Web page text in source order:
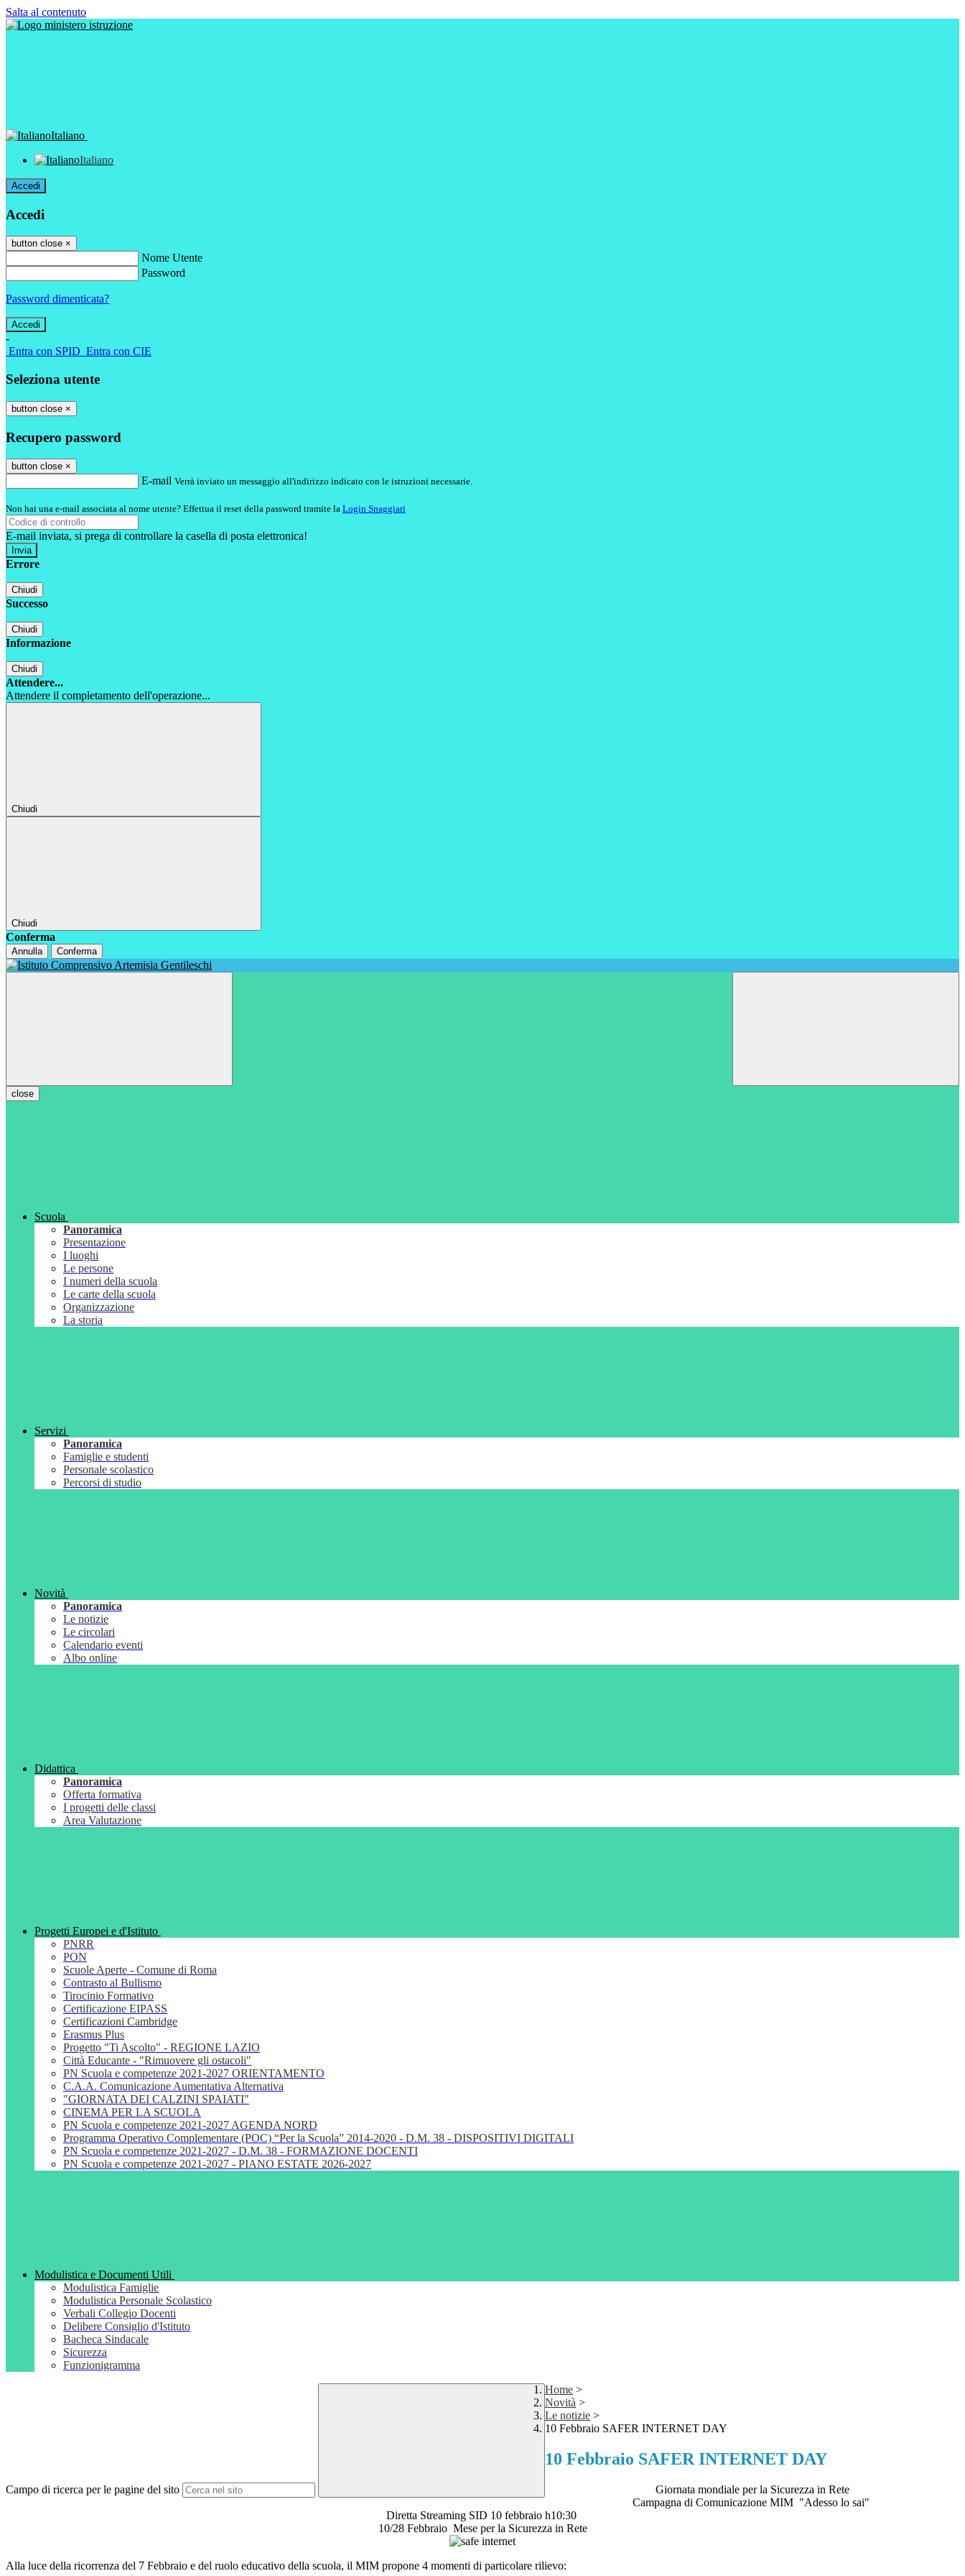
Salta al contenuto
Italiano
Italiano
Accedi
Accedi
button close ×
Nome Utente
Password
Password dimenticata?
-
Entra con SPID Entra con CIE
Seleziona utente
button close ×
Recupero password
button close ×
E-mail Verrà inviato un messaggio all'indirizzo indicato con le istruzioni necessarie.
Non hai una e-mail associata al nome utente? Effettua il reset della password tramite la Login Spaggiari
E-mail inviata, si prega di controllare la casella di posta elettronica!
Errore
Chiudi
Successo
Chiudi
Informazione
Chiudi
Attendere...
Attendere il completamento dell'operazione...
Chiudi
Chiudi
Conferma
Annulla Conferma
close
Scuola
Panoramica
Presentazione
I luoghi
Le persone
I numeri della scuola
Le carte della scuola
Organizzazione
La storia
Servizi
Panoramica
Famiglie e studenti
Personale scolastico
Percorsi di studio
Novità
Panoramica
Le notizie
Le circolari
Calendario eventi
Albo online
Didattica
Panoramica
Offerta formativa
I progetti delle classi
Area Valutazione
Progetti Europei e d'Istituto
PNRR
PON
Scuole Aperte - Comune di Roma
Contrasto al Bullismo
Tirocinio Formativo
Certificazione EIPASS
Certificazioni Cambridge
Erasmus Plus
Progetto "Ti Ascolto" - REGIONE LAZIO
Città Educante - "Rimuovere gli ostacoli"
PN Scuola e competenze 2021-2027 ORIENTAMENTO
C.A.A. Comunicazione Aumentativa Alternativa
"GIORNATA DEI CALZINI SPAIATI"
CINEMA PER LA SCUOLA
PN Scuola e competenze 2021-2027 AGENDA NORD
Programma Operativo Complementare (POC) “Per la Scuola” 2014-2020 - D.M. 38 - DISPOSITIVI DIGITALI
PN Scuola e competenze 2021-2027 - D.M. 38 - FORMAZIONE DOCENTI
PN Scuola e competenze 2021-2027 - PIANO ESTATE 2026-2027
Modulistica e Documenti Utili
Modulistica Famiglie
Modulistica Personale Scolastico
Verbali Collegio Docenti
Delibere Consiglio d'Istituto
Bacheca Sindacale
Sicurezza
Funzionigramma
Campo di ricerca per le pagine del sito
Home >
Novità >
Le notizie >
10 Febbraio SAFER INTERNET DAY
10 Febbraio SAFER INTERNET DAY
Giornata mondiale per la Sicurezza in Rete
Campagna di Comunicazione MIM "Adesso lo sai"
Diretta Streaming SID 10 febbraio h10:30
10/28 Febbraio Mese per la Sicurezza in Rete
Alla luce della ricorrenza del 7 Febbraio e del ruolo educativo della scuola, il MIM propone 4 momenti di particolare rilievo: